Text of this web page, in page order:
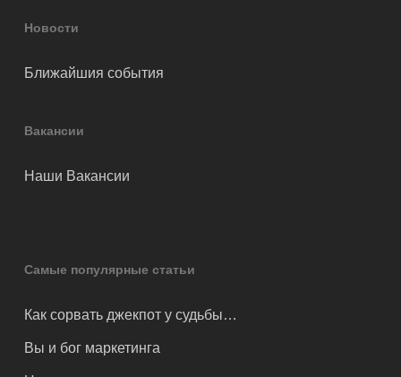
Новости
Ближайшия события
Вакансии
Наши Вакансии
Самые популярные статьи
Как сорвать джекпот у судьбы…
Вы и бог маркетинга